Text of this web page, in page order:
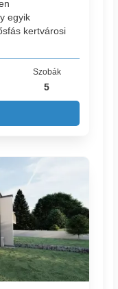
egyik
kertvárosi
Szobák
5